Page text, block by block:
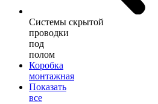
Системы скрытой
проводки
под
полом
Коробка
монтажная
Показать
все